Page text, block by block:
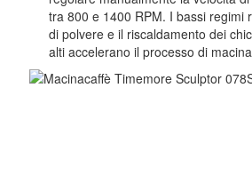
tra 800 e 1400 RPM. I bassi regimi
di polvere e il riscaldamento dei
alti accelerano il processo di